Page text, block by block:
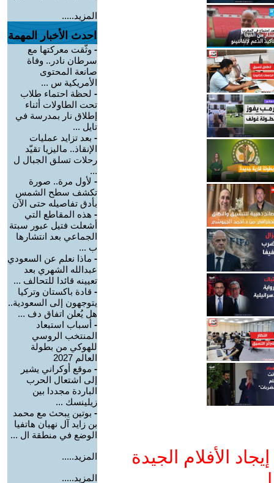
الأفلام الجيدة
المزيد.....
احدث الأخبار المهمة
- وثّقت معركتها مع
سرطان نادر.. وفاة
صانعة المحتوى
الأمريكية س ...
- لحظة احتماء طلاب
تحت الطاولات أثناء
إطلاق نار بمدرسة في
تايل ...
- بعد تزايد عمليات
الإنقاذ.. ماليزيا تقيّد
رحلات تسلق الجبال ل
...
- لأول مرة.. صورة
تكشف سطح الشمس
بأدق تفاصيله حتى الآن
- هذه المقاطع التي
أشعلت فتيل عبور سبتة
الجماعي بعد انتشارها
ب ...
- ماذا نعلم عن السعودي
عبدالله الشهري بعد
تعيينه قائدا للتحالف ...
- قادة باكستان وتركيا
يتوجهون إلى السعودية..
هل يُعلن اتفاق دف ...
- أسباب استبعاد
المنتخب الروسي
للهوكي من بطولة
العالم 2027
- موقع أوكراني يشير
إلى اشتعال الحرب
الباردة مجددا بين
زيلينسك ...
- بوتين يبحث مع محمد
بن زايد آل نهيان هاتفيا
الوضع في منطقة ال ...
المزيد.....
المزيد.....